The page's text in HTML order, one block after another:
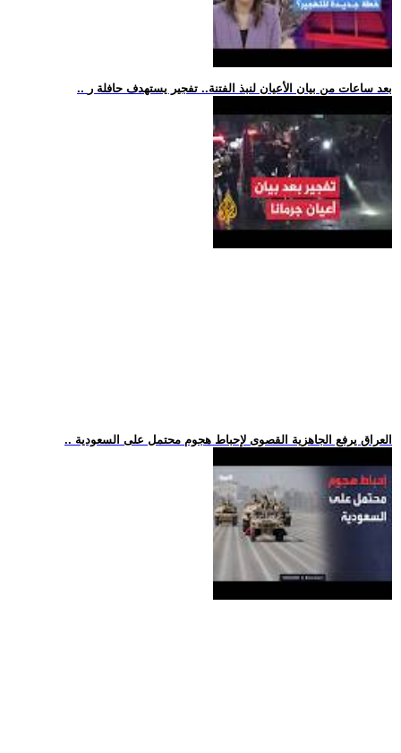
.. بعد ساعات من بيان الأعيان لنبذ الفتنة.. تفجير يستهدف حافلة ر
.. العراق يرفع الجاهزية القصوى لإحباط هجوم محتمل على السعودية